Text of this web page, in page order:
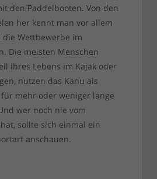
den Paddelbooten. Von den
her kennt man vor allem
die Wettbewerbe im
Die meisten Menschen
ihres Lebens im Kajak oder
nutzen das Kanu als
mehr oder weniger lange
wer noch nie vom
sollte sich einmal ein
anschauen.